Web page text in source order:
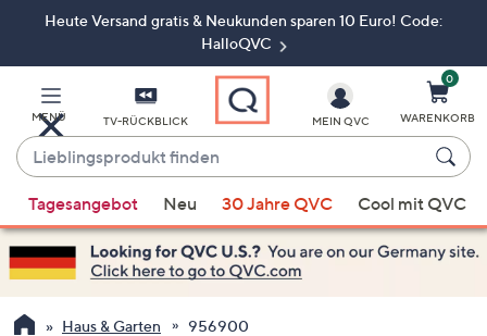
ZumHeute Versand gratis & Neukunden sparen 10 Euro! Code:
HalloQVC
MENÜ TV-RÜCKBLICK
Lieblingsprodukt
finden
Vorschläge
verfügbar
sind,
verwenden
Sie
MEIN QVC
0
WARENKORB
Tagesangebot Neu 30 Jahre QVC Cool mit QVC
Haus & Garten 956900